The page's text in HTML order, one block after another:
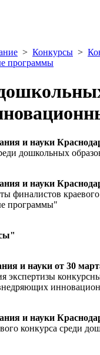
> Конкурсы >
программы
и науки
дошкольных
и науки
финалистов
программы"
и науки от 30
экспертизы
и науки
конкурса среди